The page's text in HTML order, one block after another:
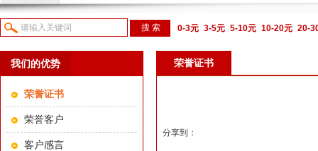
0-3元 3-5元 5-10元 10-20元 20-
议或电话咨询
我们的优势
荣誉证书
荣誉客户
客户感言
荣誉证书
分享到：